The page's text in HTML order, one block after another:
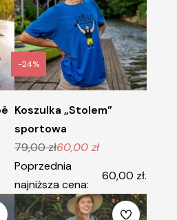
-24%
Koszulka „Stolem”
sportowa
79,00zł
Pierwotna
cena
wynosiła:
79,00 zł.
60,00 zł
Aktualna
cena
wynosi:
60,00 zł.
Poprzednia
najniższa cena:
60,00 zł.